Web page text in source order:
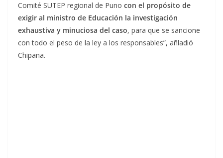
Comité SUTEP regional de Puno con el propósito de
exigir al ministro de Educación la investigación
exhaustiva y minuciosa del caso, para que se sancione
con todo el peso de la ley a los responsables”, añladió
Chipana.